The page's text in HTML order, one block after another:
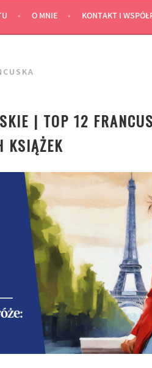
O MNIE KONTAKT I
| TOP 12
KSIĄŻEK